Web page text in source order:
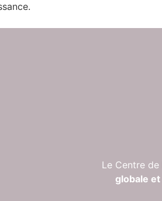
Le Centre
globale